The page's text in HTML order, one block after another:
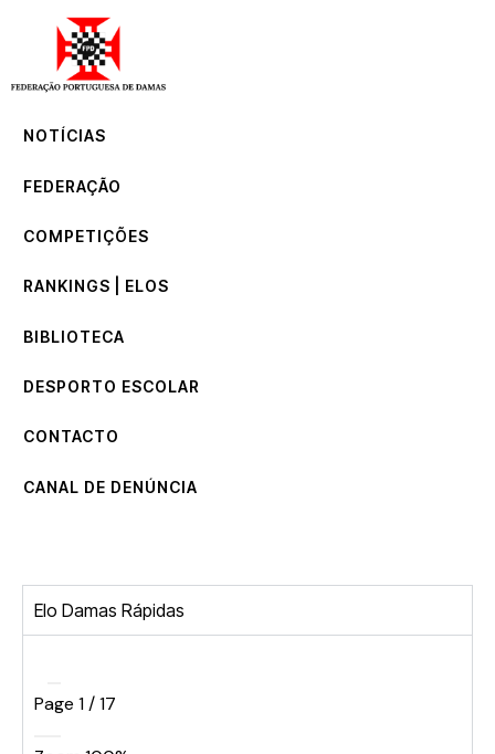
NOTÍCIAS
FEDERAÇÃO
COMPETIÇÕES
RANKINGS | ELOS
BIBLIOTECA
DESPORTO ESCOLAR
CONTACTO
CANAL DE DENÚNCIA
Elo Damas Rápidas
Page 1/17